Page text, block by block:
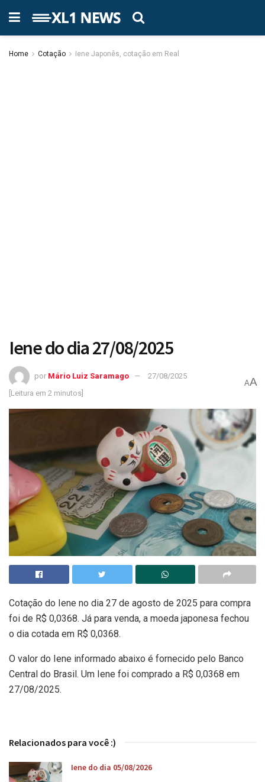
Home Cotação Iene Japonês, cotação em Real
Iene do dia 27/08/2025
por Mário Luiz Saramago
27/08/2025
[Leitura em 2 minutos]
AA
Cotação do Iene no dia 27 de agosto de 2025 para compra
foi de R$ 0,0368. Já para venda, a moeda japonesa fechou
o dia cotada em R$ 0,0368.
O valor do Iene informado abaixo é fornecido pelo Banco
Central do Brasil. Um Iene foi comprado a R$ 0,0368 em
27/08/2025.
Relacionados para você :)
Iene do dia 05/08/2026